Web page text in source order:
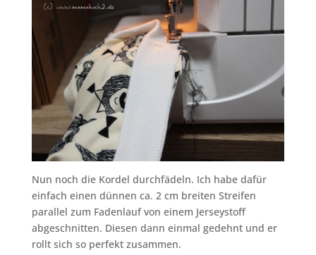
Nun noch die Kordel durchfädeln. Ich habe dafür
einfach einen dünnen ca. 2 cm breiten Streifen
parallel zum Fadenlauf von einem Jerseystoff
abgeschnitten. Diesen dann einmal gedehnt und er
rollt sich so perfekt zusammen.